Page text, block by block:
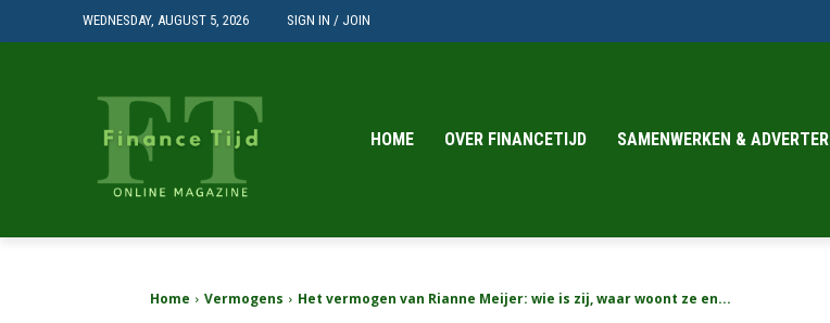
WEDNESDAY, AUGUST 5, 2026 SIGN IN / JOIN
HOME OVER FINANCETIJD SAMENWERKEN &
Home Vermogens Het vermogen van Rianne Meijer: wie is zij, waar woont ze en...